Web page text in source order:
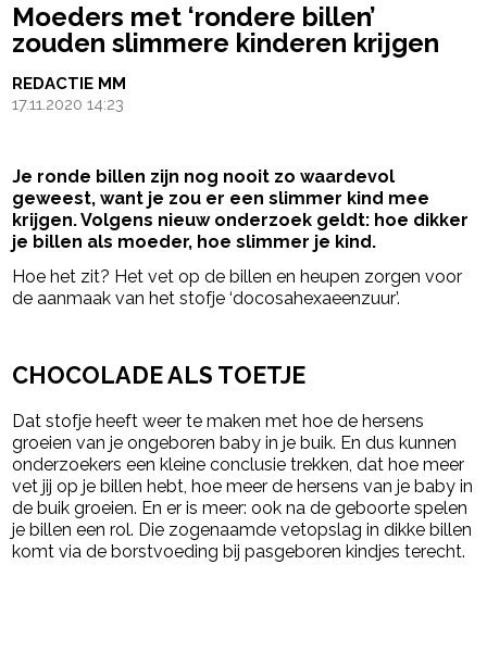
Moeders met ‘rondere billen’
zouden slimmere kinderen krijgen
REDACTIE MM
17.11.2020 14:23
Je ronde billen zijn nog nooit zo waardevol
geweest, want je zou er een slimmer kind mee
krijgen. Volgens nieuw onderzoek geldt: hoe dikker
je billen als moeder, hoe slimmer je kind.
Hoe het zit? Het vet op de billen en heupen zorgen voor
de aanmaak van het stofje ‘docosahexaeenzuur’.
CHOCOLADE ALS TOETJE
Dat stofje heeft weer te maken met hoe de hersens
groeien van je ongeboren baby in je buik. En dus kunnen
onderzoekers een kleine conclusie trekken, dat hoe meer
vet jij op je billen hebt, hoe meer de hersens van je baby in
de buik groeien. En er is meer: ook na de geboorte spelen
je billen een rol. Die zogenaamde vetopslag in dikke billen
komt via de borstvoeding bij pasgeboren kindjes terecht.